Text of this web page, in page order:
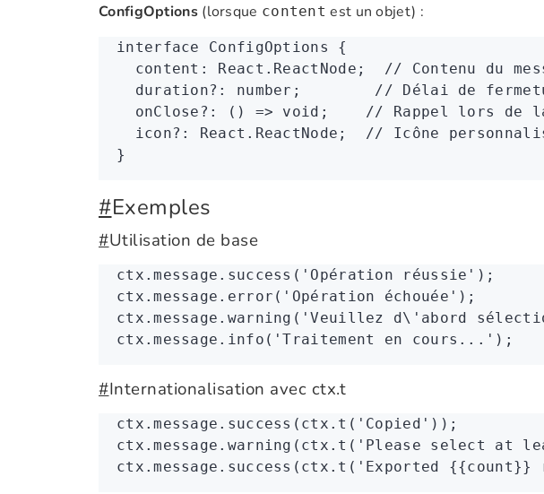
ConfigOptions(lorsque content est un objet) :
interface ConfigOptions
{
  content
: React . ReactNode ; // Contenu du
  duration
?: number ; // Délai de
  onClose
?: () => void ; // Rappel lors de
  icon
?: React . ReactNode ; // Icône
}
#Exemples
#Utilisation de base
ctx .message .success ( 'Opération réussie' );
ctx .message .error ( 'Opération échouée' );
ctx .message .warning ( 'Veuillez d\'abord
ctx .message .info ( 'Traitement en cours...' );
#Internationalisation avec ctx.t
ctx .message .success ( ctx .t ( 'Copied' ));
ctx .message .warning ( ctx .t ( 'Please select at
ctx .message .success ( ctx .t ( 'Exported {{count}}